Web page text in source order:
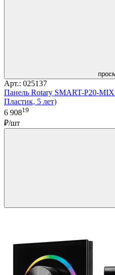
Арт.: 025137
Панель Rotary SMART-P20-
Пластик, 5 лет)
6 90819
₽/шт